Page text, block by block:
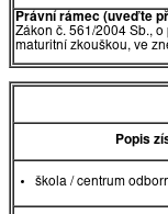
Právní rámec (uveďte
Zákon č. 561/2004 Sb.,
maturitní zkouškou, ve
Popis
škola / centrum